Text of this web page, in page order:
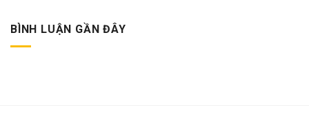
BÌNH LUẬN GẦN ĐÂY